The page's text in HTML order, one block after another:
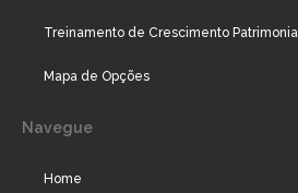
Treinamento de Crescimento Patrimonial
Mapa de Opções
Navegue
Home